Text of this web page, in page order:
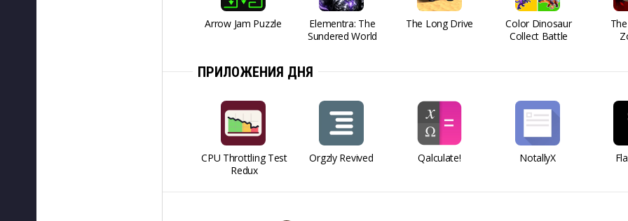
Arrow Jam Puzzle
Elementra: The
Sundered World
The Long Drive
Color Dinosaur
Collect Battle
ПРИЛОЖЕНИЯ ДНЯ
CPU Throttling Test
Redux
Orgzly Revived Qalculate! NotallyX